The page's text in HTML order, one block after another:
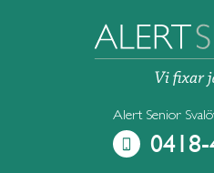
Alert Senior